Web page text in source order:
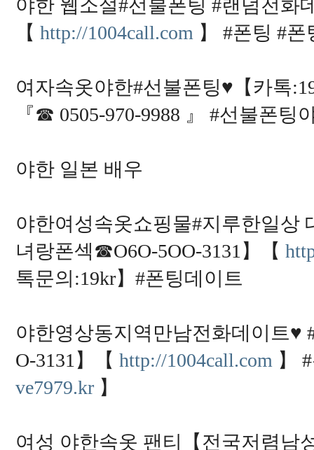
야한 웹소설#선불폰팅 #랜덤전화
【 http://1004call.com 】 #폰팅 #
여자속옷야한#선불폰팅♥【카톡
『☎ 0505-970-9988 』 #선불폰
야한 일본 배우
야한여성속옷쇼핑물#지루한일상
녀랑폰섹☎O6O-5OO-3131】【
톡문의:19kr】#폰팅데이트
야한영상동지역만남전화데이트♥
O-3131】【 http://1004call.com 】
ve7979.kr 】
여성 야한속옷 팬티【전국저렴남